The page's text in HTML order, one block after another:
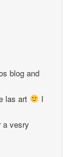
blog and
las art
I
a vesry